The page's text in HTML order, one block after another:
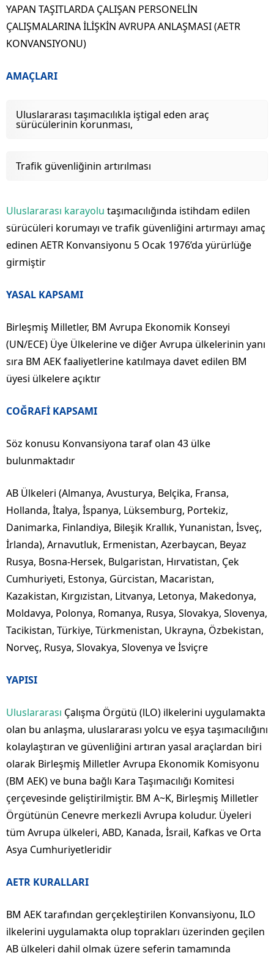
YAPAN TAŞITLARDA ÇALIŞAN PERSONELİN
ÇALIŞMALARINA İLİŞKİN AVRUPA ANLAŞMASI (AETR
KONVANSIYONU)
AMAÇLARI
Uluslararası taşımacılıkla iştigal eden araç
sürücülerinin korunması,
Trafik güvenliğinin artırılması
Uluslararası karayolu taşımacılığında istihdam edilen
sürücüleri korumayı ve trafik güvenliğini artırmayı amaç
edinen AETR Konvansiyonu 5 Ocak 1976’da yürürlüğe
girmiştir
YASAL KAPSAMI
Birleşmiş Milletler, BM Avrupa Ekonomik Konseyi
(UN/ECE) Üye Ülkelerine ve diğer Avrupa ülkelerinin yanı
sıra BM AEK faaliyetlerine katılmaya davet edilen BM
üyesi ülkelere açıktır
COĞRAFİ KAPSAMI
Söz konusu Konvansiyona taraf olan 43 ülke
bulunmaktadır
AB Ülkeleri (Almanya, Avusturya, Belçika, Fransa,
Hollanda, İtalya, İspanya, Lüksemburg, Portekiz,
Danimarka, Finlandiya, Bileşik Krallık, Yunanistan, İsveç,
İrlanda), Arnavutluk, Ermenistan, Azerbaycan, Beyaz
Rusya, Bosna-Hersek, Bulgaristan, Hırvatistan, Çek
Cumhuriyeti, Estonya, Gürcistan, Macaristan,
Kazakistan, Kırgızistan, Litvanya, Letonya, Makedonya,
Moldavya, Polonya, Romanya, Rusya, Slovakya, Slovenya,
Tacikistan, Türkiye, Türkmenistan, Ukrayna, Özbekistan,
Norveç, Rusya, Slovakya, Slovenya ve İsviçre
YAPISI
Uluslararası Çalışma Örgütü (lLO) ilkelerini uygulamakta
olan bu anlaşma, uluslararası yolcu ve eşya taşımacılığını
kolaylaştıran ve güvenliğini artıran yasal araçlardan biri
olarak Birleşmiş Milletler Avrupa Ekonomik Komisyonu
(BM AEK) ve buna bağlı Kara Taşımacılığı Komitesi
çerçevesinde geliştirilmiştir. BM A~K, Birleşmiş Milletler
Örgütünün Cenevre merkezli Avrupa koludur. Üyeleri
tüm Avrupa ülkeleri, ABD, Kanada, İsrail, Kafkas ve Orta
Asya Cumhuriyetleridir
AETR KURALLARI
BM AEK tarafından gerçekleştirilen Konvansiyonu, ILO
ilkelerini uygulamakta olup toprakları üzerinden geçilen
AB ülkeleri dahil olmak üzere seferin tamamında